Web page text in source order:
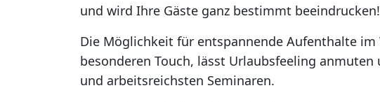
und wird Ihre Gäste ganz bestimmt beeindrucken!
Die Möglichkeit für entspannende Aufenthalte
besonderen Touch, lässt Urlaubsfeeling
und arbeitsreichsten Seminaren.